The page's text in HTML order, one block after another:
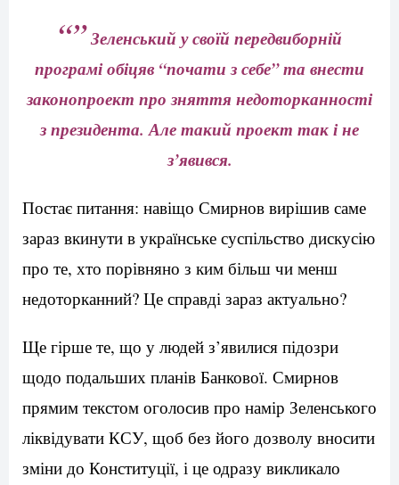
“” Зеленський у своїй передвиборній
програмі обіцяв “почати з себе” та внести
законопроект про зняття недоторканності
з президента. Але такий проект так і не
з’явився.
Постає питання: навіщо Смирнов вирішив саме
зараз вкинути в українське суспільство дискусію
про те, хто порівняно з ким більш чи менш
недоторканний? Це справді зараз актуально?
Ще гірше те, що у людей з’явилися підозри
щодо подальших планів Банкової. Смирнов
прямим текстом оголосив про намір Зеленського
ліквідувати КСУ, щоб без його дозволу вносити
зміни до Конституції, і це одразу викликало